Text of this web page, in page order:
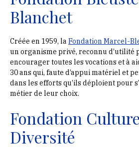
Blanchet
Créée en 1959, la Fondation Marcel-
un organisme privé, reconnu d’utilité
encourager toutes les vocations et à
30 ans qui, faute d’appui matériel et
dans les efforts qu’ils déploient pour
métier de leur choix.
Fondation
Diversité